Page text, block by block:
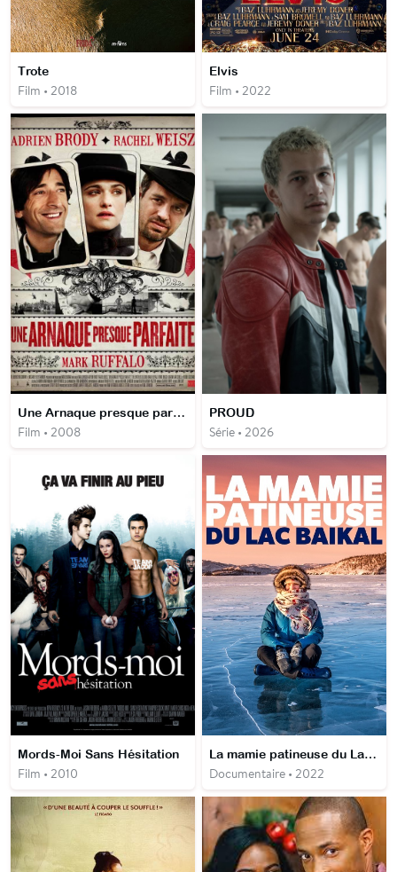
Trote
Film • 2018
Elvis
Film • 2022
Une Arnaque presque parfaite
Film • 2008
PROUD
Série • 2026
Mords-Moi Sans Hésitation
Film • 2010
La mamie patineuse du Lac Baïkal
Documentaire • 2022